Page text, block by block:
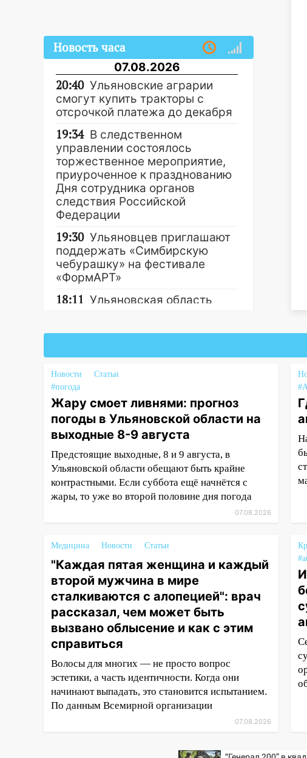
Новость часа
07.08.2026
20:40 Ульяновские аграрии
смогут купить тракторы с
отсрочкой платежа до декабря
19:34 В следственном
управлении состоялось
торжественное мероприятие,
приуроченное к празднованию
Дня сотрудника органов
следствия Российской
Федерации
19:30 Ульяновцев приглашают
поддержать «Симбирскую
чебурашку» на фестивале
«ФормАРТ»
18:11 Ульяновская область
17:16
Ульяновской областной
больницы поступили шесть
новых аппаратов ИВЛ
16:51 В Чердаклинском районе
ремонтируют дороги, ставят
остановки и проводят новое
освещение
16:35 В Ульяновске установили
ещё девять бункеров для
покажут матч «Волги» под
открытым небом
16:12 В Ульяновском
госуниверситете разработают
отечественный прибор для
цифровой ПЦР
15:47 Ульяновцы могут
вернуть деньги за абонементы
закрывшегося фитнес-клуба
«Рекорд-Fitness»
15:34 После вмешательства
в порядок детские площадки
Новости
Статьи
#погода
Жару смоет ливнями: прогноз
погоды в Ульяновской области на
выходные 8-9 августа
Предстоящие выходные, 8 и 9 августа, в
Ульяновской области обещают быть крайне
контрастными. Если суббота ещё начнётся с
жары, то уже во второй половине дня погода
07.08.2026
Медицина Новости Статьи
"Каждая пятая женщина и каждый
второй мужчина в мире
сталкиваются с алопецией": врач
рассказал, чем может быть
вызвано облысение и как с этим
справиться
Волосы для многих — не просто вопрос
эстетики, а часть идентичности. Когда они
начинают выпадать, это становится испытанием.
По данным Всемирной организации
07.08.2026